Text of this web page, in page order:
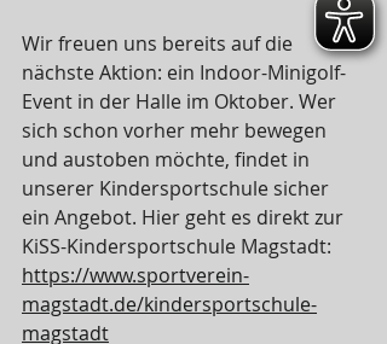
Wir freuen uns bereits auf die
nächste Aktion: ein Indoor-Minigolf-
Event in der Halle im Oktober. Wer
sich schon vorher mehr bewegen
und austoben möchte, findet in
unserer Kindersportschule sicher
ein Angebot. Hier geht es direkt zur
KiSS-Kindersportschule Magstadt:
https://www.sportverein-
magstadt.de/kindersportschule-
magstadt